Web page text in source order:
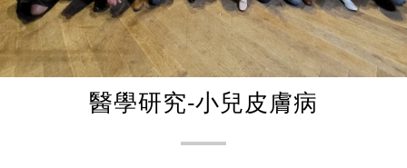
醫學研究-小兒皮膚病